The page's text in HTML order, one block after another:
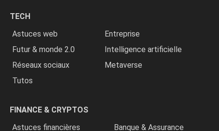
TECH
Astuces web
Entreprise
Futur & monde 2.0
Intelligence artificielle
Réseaux sociaux
Metaverse
Tutos
FINANCE & CRYPTOS
Astuces financières
Banque & Assurance